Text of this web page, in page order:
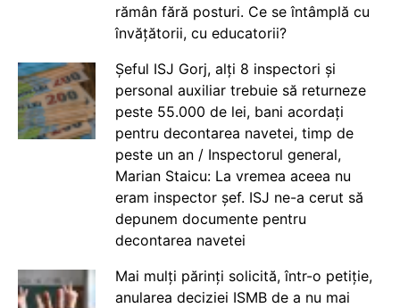
rămân fără posturi. Ce se întâmplă cu
învățătorii, cu educatorii?
Șeful ISJ Gorj, alți 8 inspectori și
personal auxiliar trebuie să returneze
peste 55.000 de lei, bani acordați
pentru decontarea navetei, timp de
peste un an / Inspectorul general,
Marian Staicu: La vremea aceea nu
eram inspector șef. ISJ ne-a cerut să
depunem documente pentru
decontarea navetei
Mai mulți părinți solicită, într-o petiție,
anularea deciziei ISMB de a nu mai